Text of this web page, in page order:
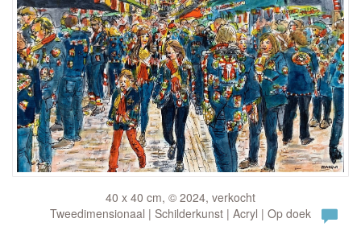
40 x 40 cm, © 2024, verkocht
Tweedimensionaal | Schilderkunst | Acryl | Op doek